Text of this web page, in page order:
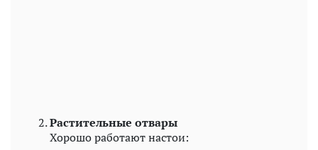
Растительные отвары
Хорошо работают настои: